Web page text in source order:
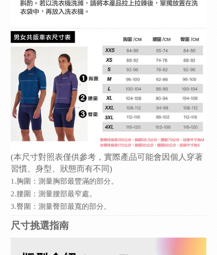
(本尺寸對照表僅供參考，實際產品可能會因個人穿著
習慣、身型、狀態而有不同)
1.胸圍：測量胸部最豐滿的部分。
2.腰圍：測量腰部最窄處。
3.臀圍：測量臀部最寬的部分。
尺寸挑選指南